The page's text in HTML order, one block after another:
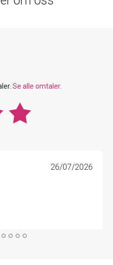
Se alle omtaler.
26/07/2026